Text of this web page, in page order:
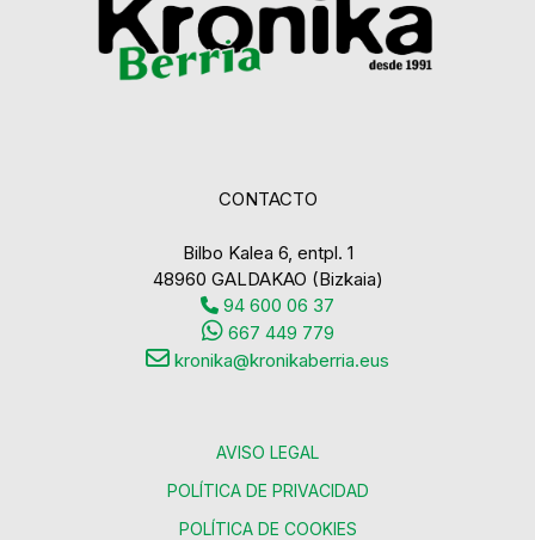
CONTACTO
Bilbo Kalea 6, entpl. 1
48960 GALDAKAO (Bizkaia)
94 600 06 37
667 449 779
kronika@kronikaberria.eus
AVISO LEGAL
POLÍTICA DE PRIVACIDAD
POLÍTICA DE COOKIES